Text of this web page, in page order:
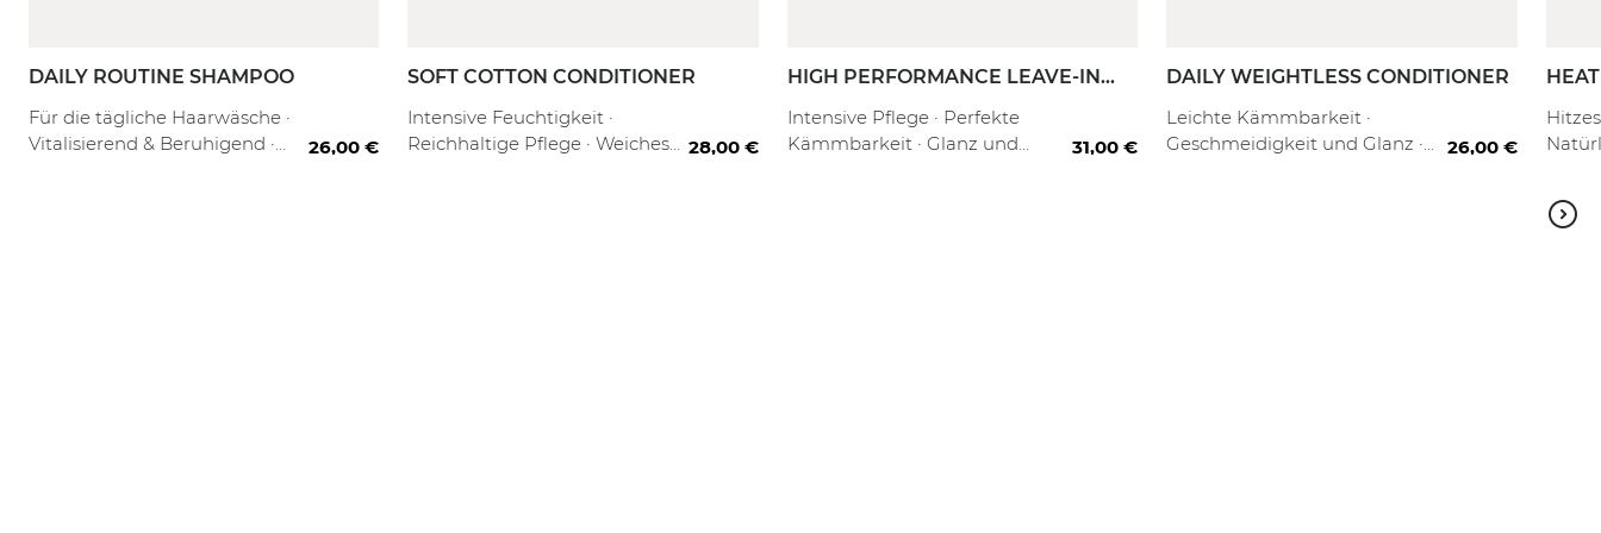
DAILY ROUTINE SHAMPOO
Für die tägliche Haarwäsche ·
Vitalisierend & Beruhigend ·
26,00 €
SOFT COTTON CONDITIONER
Intensive Feuchtigkeit ·
Reichhaltige Pflege · Weiches
28,00 €
HIGH PERFORMANCE LEAVE-IN
Intensive Pflege · Perfekte
Kämmbarkeit · Glanz und
31,00 €
DAILY WEIGHTLESS CONDITIONER
Leichte Kämmbarkeit ·
Geschmeidigkeit und Glanz ·
26,00 €